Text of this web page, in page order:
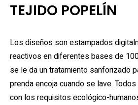
TEJIDO POPELÍN
Los diseños son estampados
reactivos en diferentes bases de
se le da un tratamiento sanforizado
prenda encoja cuando se lave.
con los requisitos ecológico-